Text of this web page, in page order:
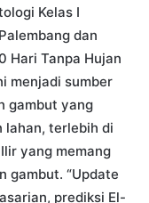
Kelas I
dan
Hari Tanpa Hujan
menjadi sumber
gambut yang
lahan, terlebih di
yang memang
gambut. “Update
prediksi El-